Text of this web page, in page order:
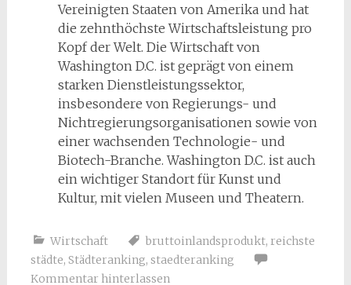
Vereinigten Staaten von Amerika und hat
die zehnthöchste Wirtschaftsleistung pro
Kopf der Welt. Die Wirtschaft von
Washington D.C. ist geprägt von einem
starken Dienstleistungssektor,
insbesondere von Regierungs- und
Nichtregierungsorganisationen sowie von
einer wachsenden Technologie- und
Biotech-Branche. Washington D.C. ist auch
ein wichtiger Standort für Kunst und
Kultur, mit vielen Museen und Theatern.
Wirtschaft bruttoinlandsprodukt, reichste
städte, Städteranking, staedteranking
Kommentar hinterlassen